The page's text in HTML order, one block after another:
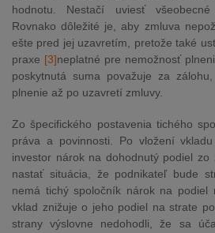
hodnotu. Nestačí uviesť
Rovnako dôležité je, aby zmluva
ešte pred jej uzavretím, pretože také
praxe [3]neplatné pre nemožnosť
poskytnutá suma považuje za
plnenie až po uzavretí zmluvy.
Zo špecifického postavenia tichého
práva a povinnosti. Po vložení
investor nárok na dohodnutý podiel zo
nastať situácia, že podnikateľ bude
nemá tichý spoločník nárok na podiel
vklad znižuje o jeho podiel na strate
strany výslovne nedohodli, že sa